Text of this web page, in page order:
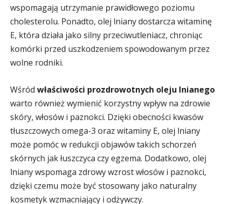
wspomagają utrzymanie prawidłowego poziomu
cholesterolu. Ponadto, olej lniany dostarcza witaminę
E, która działa jako silny przeciwutleniacz, chroniąc
komórki przed uszkodzeniem spowodowanym przez
wolne rodniki.
Wśród właściwości prozdrowotnych oleju lnianego
warto również wymienić korzystny wpływ na zdrowie
skóry, włosów i paznokci. Dzięki obecności kwasów
tłuszczowych omega-3 oraz witaminy E, olej lniany
może pomóc w redukcji objawów takich schorzeń
skórnych jak łuszczyca czy egzema. Dodatkowo, olej
lniany wspomaga zdrowy wzrost włosów i paznokci,
dzięki czemu może być stosowany jako naturalny
kosmetyk wzmacniający i odżywczy.